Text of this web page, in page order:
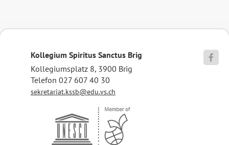
Kollegium Spiritus Sanctus Brig
Kollegiumsplatz 8, 3900 Brig
Telefon 027 607 40 30
sekretariat.kssb@edu.vs.ch
